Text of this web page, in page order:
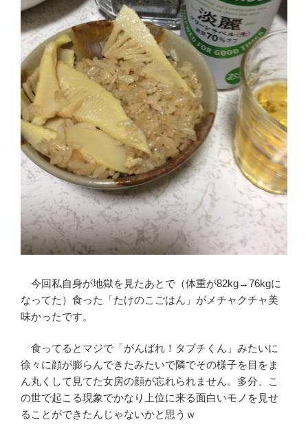
今回私自身が地獄を見たあとで（体重が82kg→76kgに
なってた）食った「たけのこごはん」がメチャクチャ美
味かったです。
食ってるとマジで「がんばれ！タブチくん」みたいに
徐々に顔が膨らんできたみたいで隣でその様子を目をま
ん丸くして見てた女房の顔が忘れられません。多分、こ
の世で起こる現象でかなり上位に来る面白いモノを見せ
ることができたんじゃないかと思うｗ